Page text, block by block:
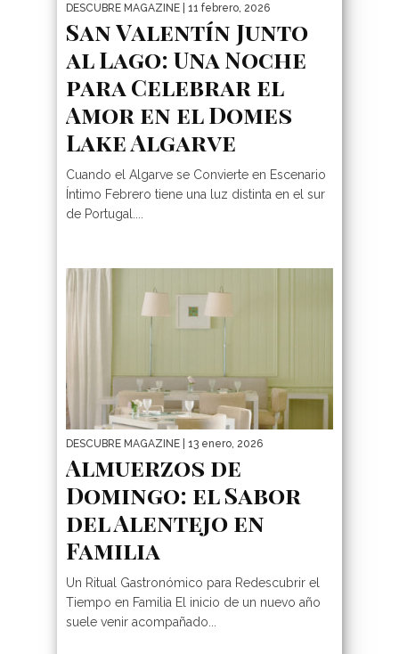
DESCUBRE MAGAZINE | 11 febrero, 2026
San Valentín Junto
al Lago: Una Noche
para Celebrar el
Amor en el Domes
Lake Algarve
Cuando el Algarve se Convierte en Escenario
Íntimo Febrero tiene una luz distinta en el sur
de Portugal....
DESCUBRE MAGAZINE | 13 enero, 2026
Almuerzos de
Domingo: el Sabor
del Alentejo en
Familia
Un Ritual Gastronómico para Redescubrir el
Tiempo en Familia El inicio de un nuevo año
suele venir acompañado...